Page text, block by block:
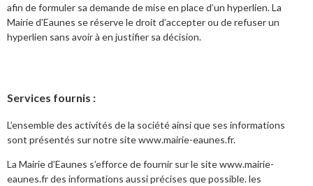
afin de formuler sa demande de mise en place d’un hyperlien. La
Mairie d’Eaunes se réserve le droit d’accepter ou de refuser un
hyperlien sans avoir à en justifier sa décision.
Services fournis :
L’ensemble des activités de la société ainsi que ses informations
sont présentés sur notre site www.mairie-eaunes.fr.
La Mairie d’Eaunes s’efforce de fournir sur le site www.mairie-
eaunes.fr des informations aussi précises que possible. les